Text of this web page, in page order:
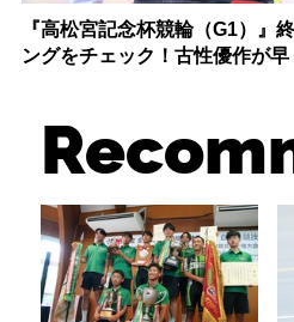
『高松宮記念杯競輪（G1）』
ングをチェック！古性優作が早